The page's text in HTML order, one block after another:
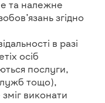
та належне
згідно
в разі
осіб
послуги,
тощо),
виконати